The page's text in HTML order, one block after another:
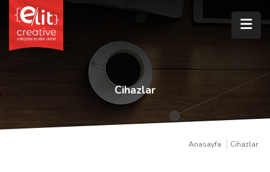
Cihazlar
Anasayfa Cihazlar